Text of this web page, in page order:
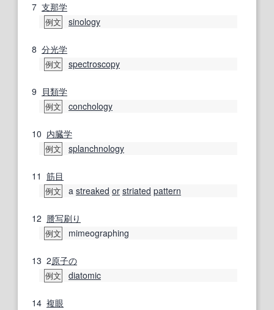
7 支那学
例文 sinology
8 分光学
例文 spectroscopy
9 貝類学
例文 conchology
10 内臓学
例文 splanchnology
11 筋目
例文 a streaked or striated pattern
12 謄写刷り
例文 mimeographing
13 2原子の
例文 diatomic
14 複眼